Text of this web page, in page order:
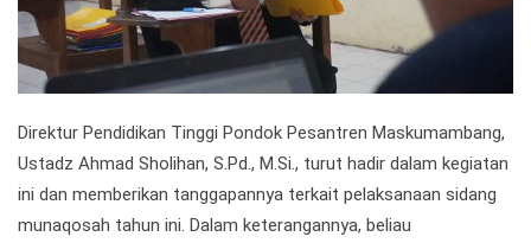
Direktur Pendidikan Tinggi Pondok Pesantren Maskumambang,
Ustadz Ahmad Sholihan, S.Pd., M.Si., turut hadir dalam kegiatan
ini dan memberikan tanggapannya terkait pelaksanaan sidang
munaqosah tahun ini. Dalam keterangannya, beliau